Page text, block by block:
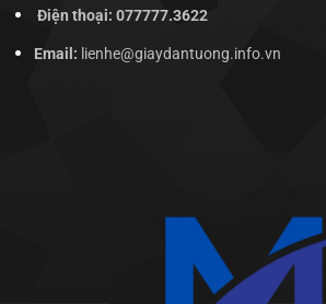
Điện thoại: 077777.3622
Email: lienhe@giaydantuong.info.vn